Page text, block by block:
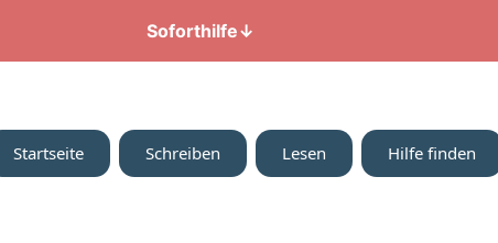
Soforthilfe↓
Startseite Schreiben Lesen Hilfe finden